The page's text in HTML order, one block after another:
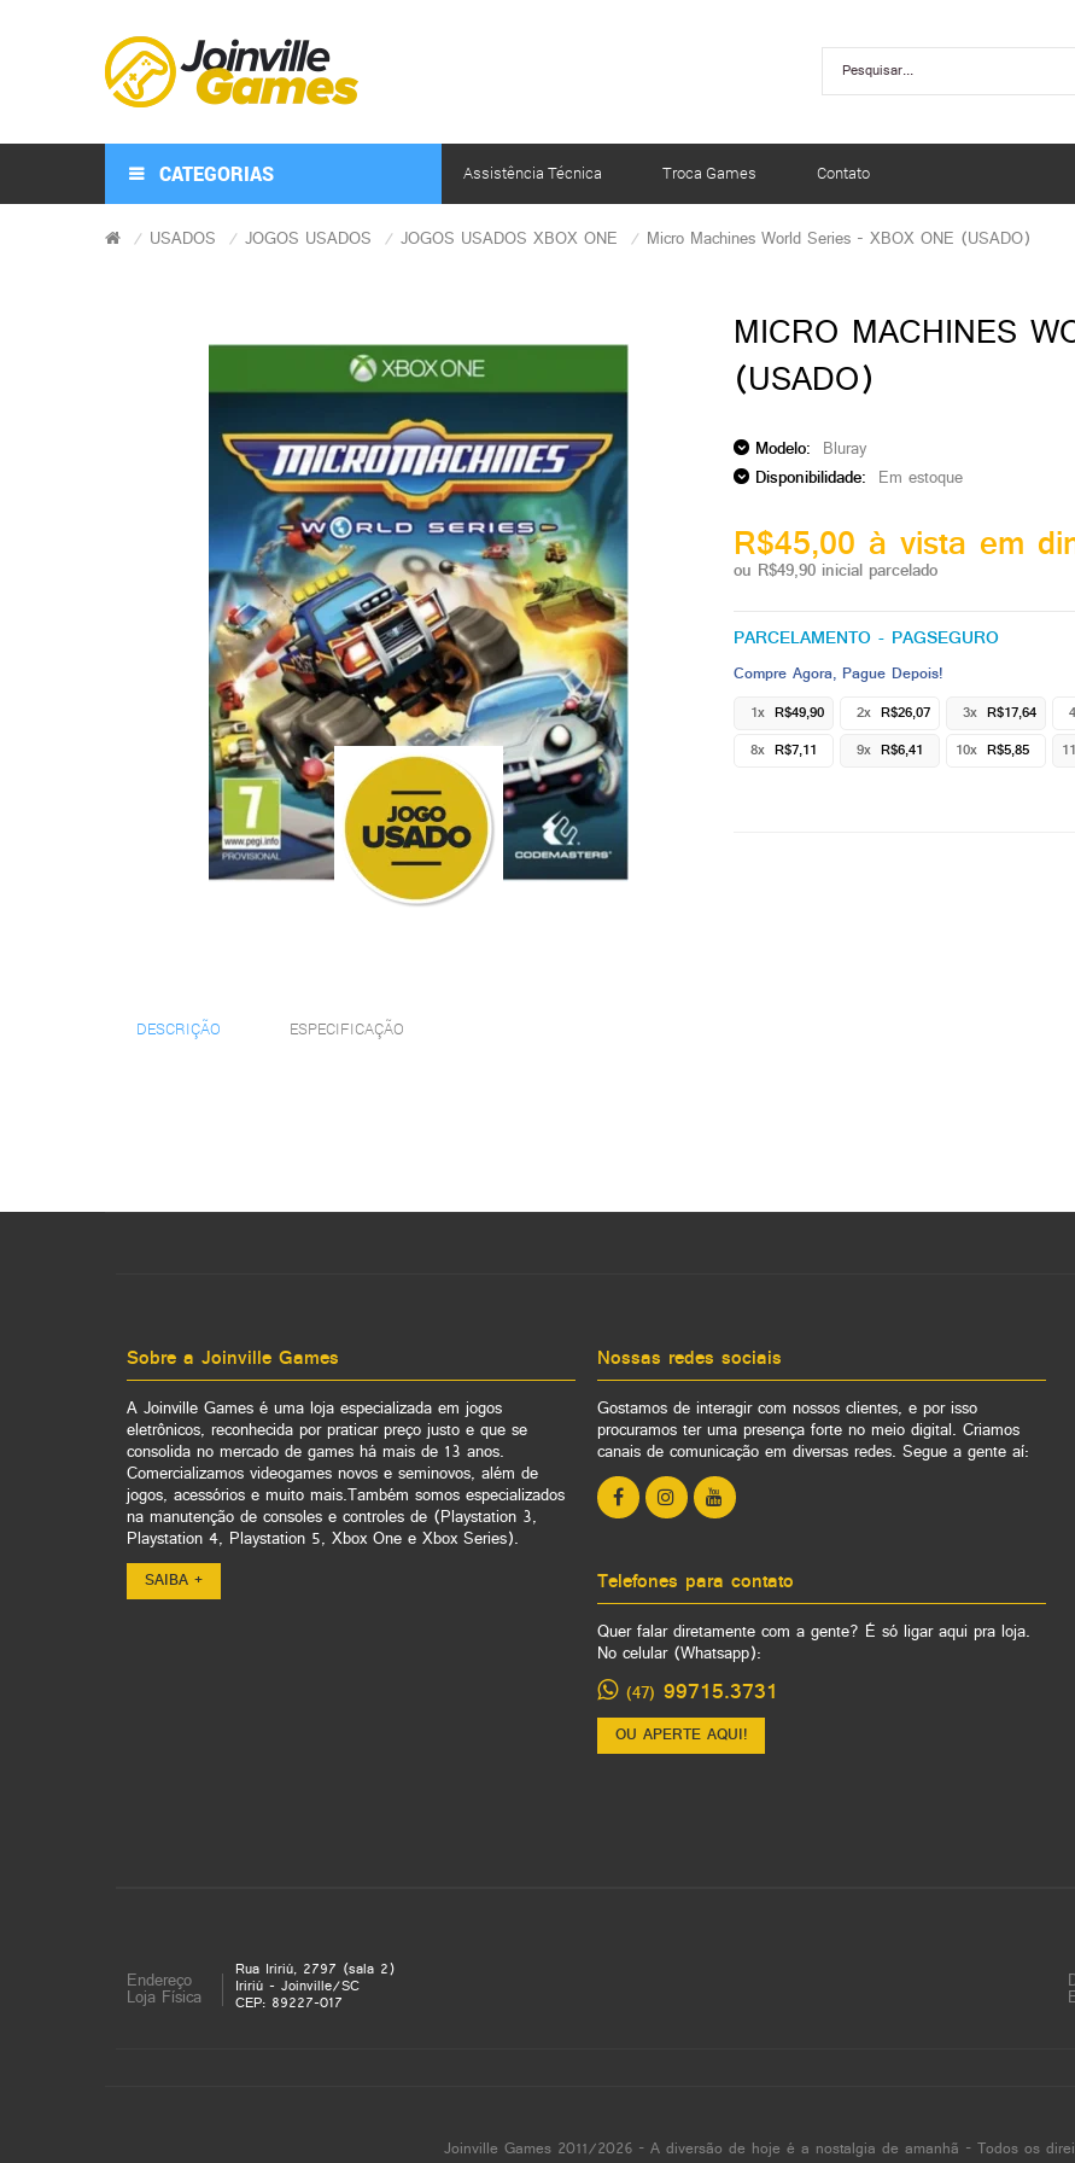
CATEGORIAS Assistência Técnica Troca Games Contato
USADOS JOGOS USADOS JOGOS USADOS XBOX ONE Micro Machines World Series - XBOX ONE (USADO)
MICRO MACHINES
(USADO)
Modelo: Bluray
Disponibilidade: Em estoque
R$45,00 à vista em
ou R$49,90 inicial parcelado
PARCELAMENTO - PAGSEGURO
Compre Agora, Pague Depois!
1x R$49,90 2x R$26,07 3x R$17,64
8x R$7,11 9x R$6,41 10x R$5,85
DESCRIÇÃO ESPECIFICAÇÃO
Sobre a Joinville Games
A Joinville Games é uma loja especializada em jogos
eletrônicos, reconhecida por praticar preço justo e que se
consolida no mercado de games há mais de 13 anos.
Comercializamos videogames novos e seminovos, além de
jogos, acessórios e muito mais.Também somos especializados
na manutenção de consoles e controles de (Playstation 3,
Playstation 4, Playstation 5, Xbox One e Xbox Series).
SAIBA +
Nossas redes sociais
Gostamos de interagir com nossos clientes, e por isso
procuramos ter uma presença forte no meio digital. Criamos
canais de comunicação em diversas redes. Segue a gente aí:
Telefones para contato
Quer falar diretamente com a gente? É só ligar aqui pra loja.
No celular (Whatsapp):
(47) 99715.3731
OU APERTE AQUI!
Endereço
Loja Física
Rua Iririú, 2797 (sala 2)
Iririú - Joinville/SC
CEP: 89227-017
Joinville Games 2011/2026 - A diversão de hoje é a nostalgia de amanhã - Todos os